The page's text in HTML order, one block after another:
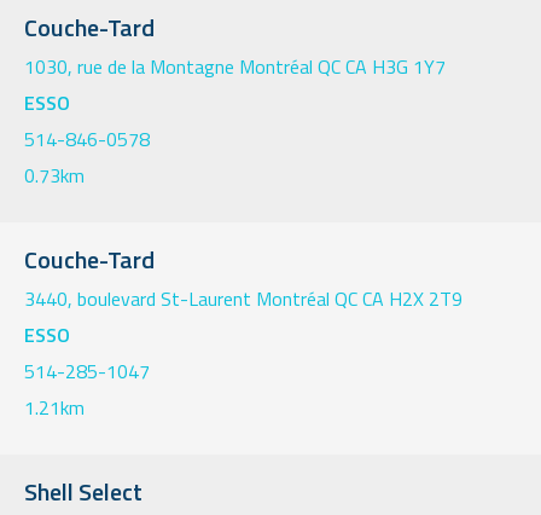
Couche-Tard
1030, rue de la Montagne Montréal QC CA H3G 1Y7
ESSO
514-846-0578
0.73km
Couche-Tard
3440, boulevard St-Laurent Montréal QC CA H2X 2T9
ESSO
514-285-1047
1.21km
Shell Select